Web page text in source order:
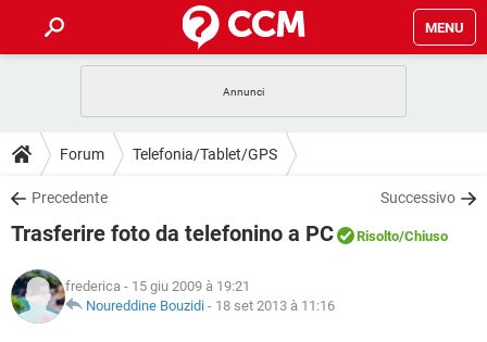
MENU
INTRATTENIMENTO ANDROID
iOS
INSTAGRAM WHATSAPP
TIKTOK
HARDWARE
GUIDE
COVID-19 GAMING
INSTAGRAM
TIKTOK
DOWNLOAD
COVID-19 GAMING
INTRATTENIMENTO
iOS WINDOWS 10
COVID-19
INTRATTENIMENTO
GLOSSARIO
Forum Telefonia/Tablet/GPS
Precedente Successivo
Trasferire foto da telefonino a PC Risolto/Chiuso
frederica - 15 giu 2009 à 19:21
Noureddine Bouzidi - 18 set 2013 à 11:16